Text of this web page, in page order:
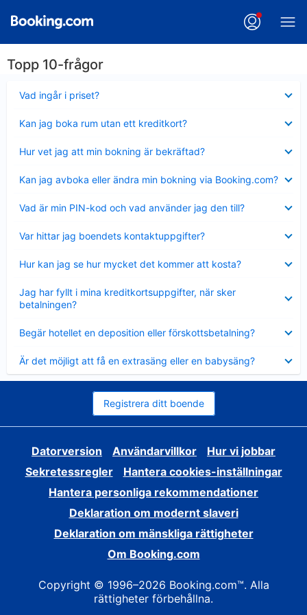
Topp 10-frågor
Vad ingår i priset?
mindre
Kan jag boka rum utan ett kreditkort?
mindre
Hur vet jag att min bokning är bekräftad?
mindre
Kan jag avboka eller ändra min bokning via Booking.com?
mindre
Vad är min PIN-kod och vad använder jag den till?
mindre
Var hittar jag boendets kontaktuppgifter?
mindre
Hur kan jag se hur mycket det kommer att kosta?
mindre
Jag har fyllt i mina kreditkortsuppgifter, när sker
betalningen?
mindre
Begär hotellet en deposition eller förskottsbetalning?
mindre
Är det möjligt att få en extrasäng eller en babysäng?
mindre
Registrera ditt boende
Datorversion Användarvillkor
Hur vi jobbar
Sekretessregler
Hantera cookies-inställningar
Hantera personliga rekommendationer
Deklaration om modernt slaveri
Deklaration om mänskliga rättigheter
Om Booking.com
Copyright © 1996–2026 Booking.com™. Alla
rättigheter förbehållna.